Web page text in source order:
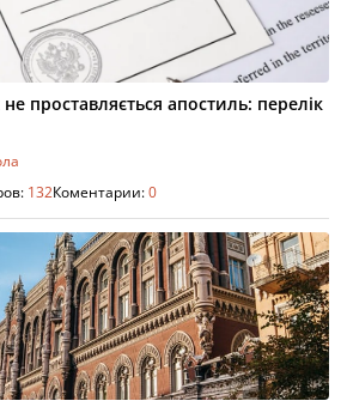
проставляється апостиль: перелік
132Коментарии:0